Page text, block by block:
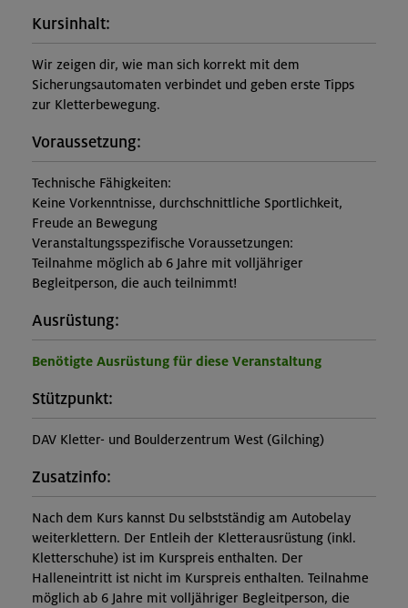
Kursinhalt:
Wir zeigen dir, wie man sich korrekt mit dem
Sicherungsautomaten verbindet und geben erste Tipps
zur Kletterbewegung.
Voraussetzung:
Technische Fähigkeiten:
Keine Vorkenntnisse, durchschnittliche Sportlichkeit,
Freude an Bewegung
Veranstaltungsspezifische Voraussetzungen:
Teilnahme möglich ab 6 Jahre mit volljähriger
Begleitperson, die auch teilnimmt!
Ausrüstung:
Benötigte Ausrüstung für diese Veranstaltung
Stützpunkt:
DAV Kletter- und Boulderzentrum West (Gilching)
Zusatzinfo:
Nach dem Kurs kannst Du selbstständig am Autobelay
weiterklettern. Der Entleih der Kletterausrüstung (inkl.
Kletterschuhe) ist im Kurspreis enthalten. Der
Halleneintritt ist nicht im Kurspreis enthalten. Teilnahme
möglich ab 6 Jahre mit volljähriger Begleitperson, die